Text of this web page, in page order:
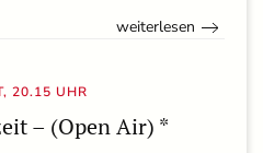
weiterlesen
20.15 UHR
– (Open Air) *